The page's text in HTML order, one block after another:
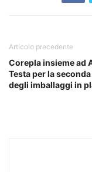
Articolo precedente
Corepla insieme ad
Testa per la
degli imballaggi in